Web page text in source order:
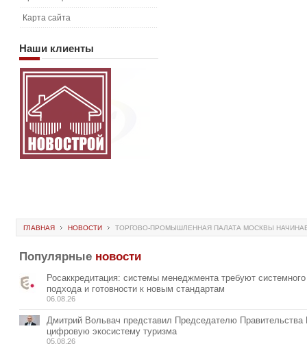
Карта сайта
Наши клиенты
ГЛАВНАЯ НОВОСТИ ТОРГОВО-ПРОМЫШЛЕННАЯ ПАЛАТА МОСКВЫ
Популярные новости
Росаккредитация: системы менеджмента требуют системного
подхода и готовности к новым стандартам
06.08.26
Дмитрий Вольвач представил Председателю
цифровую экосистему туризма
05.08.26